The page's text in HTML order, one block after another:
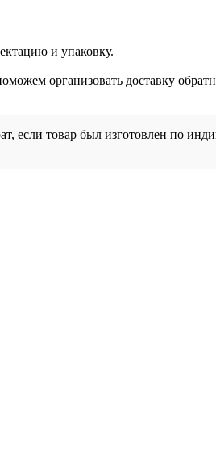
и упаковку.
организовать доставку
если товар был изготовлен по